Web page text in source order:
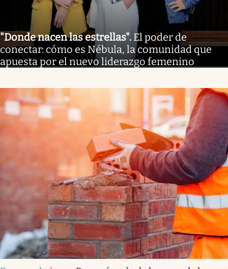
"Donde nacen las estrellas". El poder de
conectar: cómo es Nébula, la comunidad que
apuesta por el nuevo liderazgo femenino